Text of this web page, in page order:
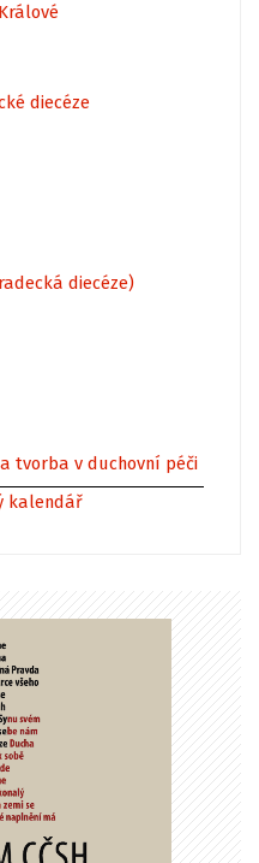
diecéze
diecéze)
tvorba v duchovní péči
kalendář